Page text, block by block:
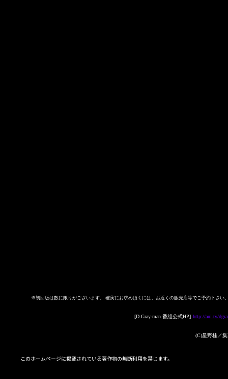
※初回版は数に限りがございます。 確実にお求め頂くには、お近くの販売店等でご予約下さ
[D.Gray-man 番組公式HP] http://ani.tv/
(C)星野桂／
このホームページに掲載されている著作物の無断利用を禁じます。